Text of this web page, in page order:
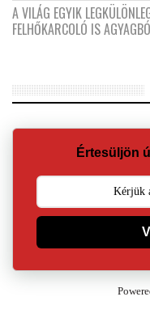
A VILÁG EGYIK
FELHŐKARCOLÓ IS
Értesüljön